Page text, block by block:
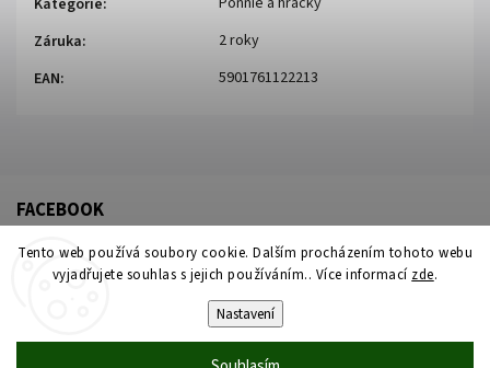
Tento web používá soubory cookie. Dalším procházením tohoto webu
vyjadřujete souhlas s jejich používáním.. Více informací zde.
Nastavení
Kategorie:
Záruka:
2 roky
EAN: 5901761122213
FACEBOOK